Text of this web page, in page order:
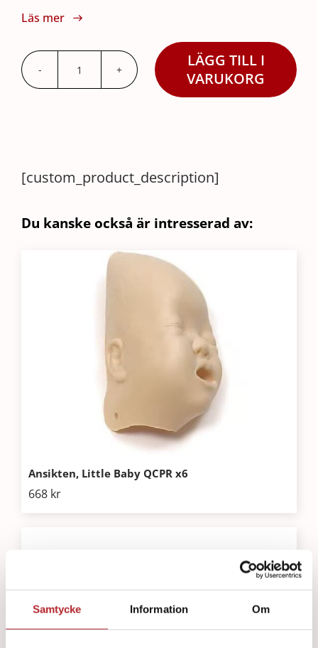
Samtycke Information Om
Läs mer
Little
LÄGG TILL I
VARUKORG
[custom_product_description]
Du kanske också är intresserad av:
Ansikten, Little Baby QCPR x6
668 kr